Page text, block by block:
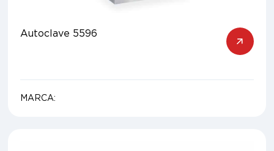
Autoclave 5596
MARCA: